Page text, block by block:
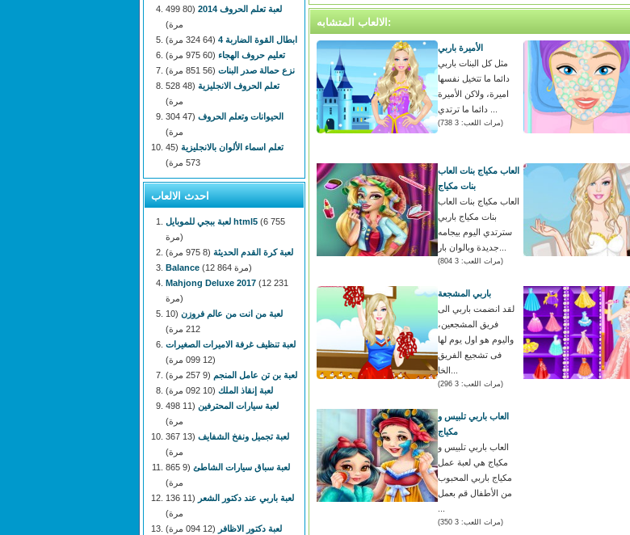
الالعاب المتشابه:
الأميرة باربي
مثل كل البنات باربي
دائما ما تتخيل نفسها
اميرة، ولاكن الأميرة
(مرات اللعب: 3 738)
العاب مكياج بنات العاب
بنات مكياج
العاب مكياج بنات العاب
بنات مكياج باربي
سترتدي اليوم بيجامه
(مرات اللعب: 3 804)
باربي المشجعة
لقد انضمت باربي الى
فريق المشجعين،
واليوم هو اول يوم لها
فى تشجيع الفريق
(مرات اللعب: 3 296)
العاب باربي تلبيس و
مكياج
العاب باربي تلبيس و
مكياج هي لعبة عمل
مكياج باربي المحبوب
من الأطفال قم بعمل
(مرات اللعب: 3 350)
لعبة تعلم الحروف 2014
(80 499
مرة)
ابطال القوة الضاربة 4
(64 324 مرة)
تعليم حروف الهجاء (60 975 مرة)
نزع حمالة صدر البنات (56 851 مرة)
تعلم الحروف الانجليزية
(48 528
مرة)
الحيوانات وتعلم الحروف
(47 304
مرة)
تعلم اسماء الألوان بالانجليزية (45
573 مرة)
احدث الالعاب
لعبة ببجي للموبايل html5 (6 755
مرة)
لعبة كرة القدم الحديثة (8 975 مرة)
Balance
(12 864 مرة)
Mahjong Deluxe 2017 (12 231
مرة)
لعبة من انت من عالم فروزن (10
212 مرة)
لعبة تنظيف غرفة الاميرات الصغيرات
(12 099 مرة)
لعبة بن تن عامل المنجم (9 257 مرة)
لعبة إنقاذ الملك (10 092 مرة)
لعبة سيارات المحترفين
(11 498
مرة)
لعبة تجميل ونفخ الشفايف
(13 367
مرة)
لعبة سباق سيارات الشاطئ
(9 865
مرة)
لعبة باربي عند دكتور الشعر
(11 136
مرة)
لعبة دكتور الاظافر (12 094 مرة)